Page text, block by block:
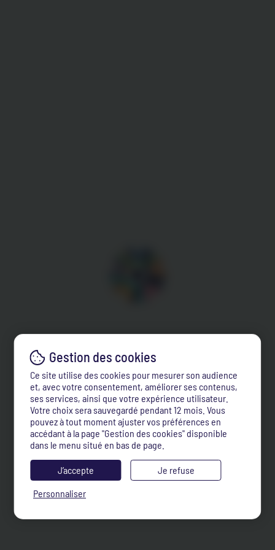
Ce site utilise des cookies pour mesurer son audience
et, avec votre consentement, améliorer ses contenus,
ses services, ainsi que votre expérience utilisateur.
Votre choix sera sauvegardé pendant 12 mois. Vous
pouvez à tout moment ajuster vos préférences en
accédant à la page "Gestion des cookies" disponible
dans le menu situé en bas de page.
J’accepte
Je refuse
Personnaliser